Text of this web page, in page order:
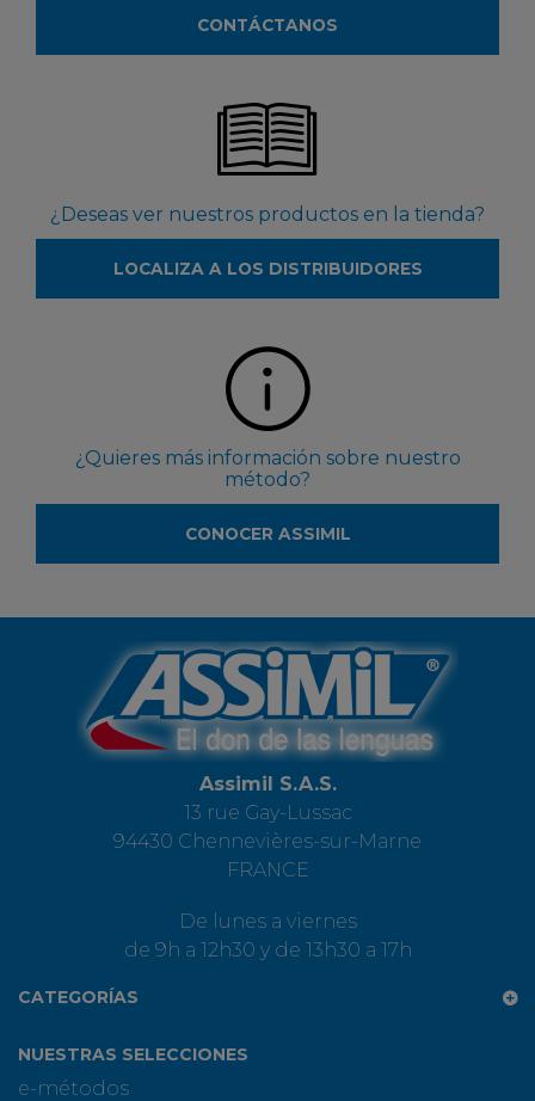
CONTÁCTANOS
¿Deseas ver nuestros productos en la tienda?
LOCALIZA A LOS DISTRIBUIDORES
¿Quieres más información sobre nuestro
método?
CONOCER ASSIMIL
Assimil S.A.S.
13 rue Gay-Lussac
94430 Chennevières-sur-Marne
FRANCE
De lunes a viernes
de 9h a 12h30 y de 13h30 a 17h
CATEGORÍAS
NUESTRAS SELECCIONES
e-métodos